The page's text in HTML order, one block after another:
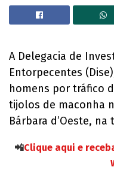
A Delegacia de
Entorpecentes
homens por tráfico
tijolos de maconha
Bárbara d’Oeste,
📲Clique aqui e